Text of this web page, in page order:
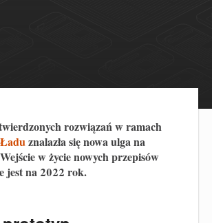
rozwiązań w ramach
znalazła się nowa ulga na
w życie nowych przepisów
jest na 2022 rok.